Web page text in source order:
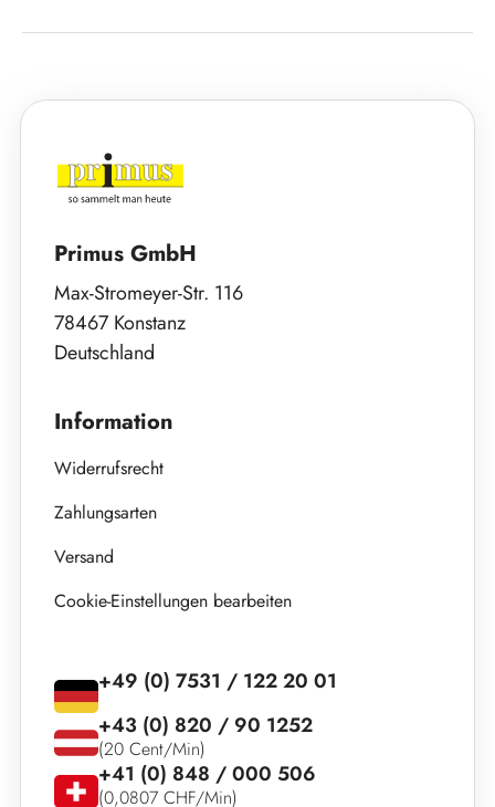
Primus GmbH
Max-Stromeyer-Str. 116
78467 Konstanz
Deutschland
Information
Widerrufsrecht
Zahlungsarten
Versand
Cookie-Einstellungen bearbeiten
+49 (0) 7531 / 122 20 01
+43 (0) 820 / 90 1252
(20 Cent/Min)
+41 (0) 848 / 000 506
(0,0807 CHF/Min)